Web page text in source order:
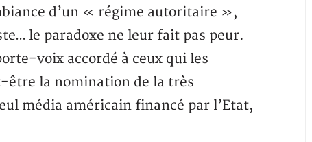
d’un « régime autoritaire »,
le paradoxe ne leur fait pas peur.
voix accordé à ceux qui les
être la nomination de la très
média américain financé par l’Etat,